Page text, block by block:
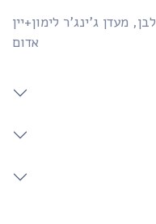
,מעדן ג'ינג'ר לימון+יין
אדום